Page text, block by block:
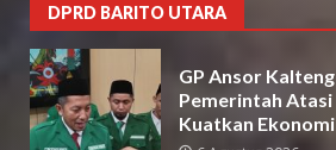
DPRD BARITO UTARA
GP Ansor
Pemerintah
Kuatkan